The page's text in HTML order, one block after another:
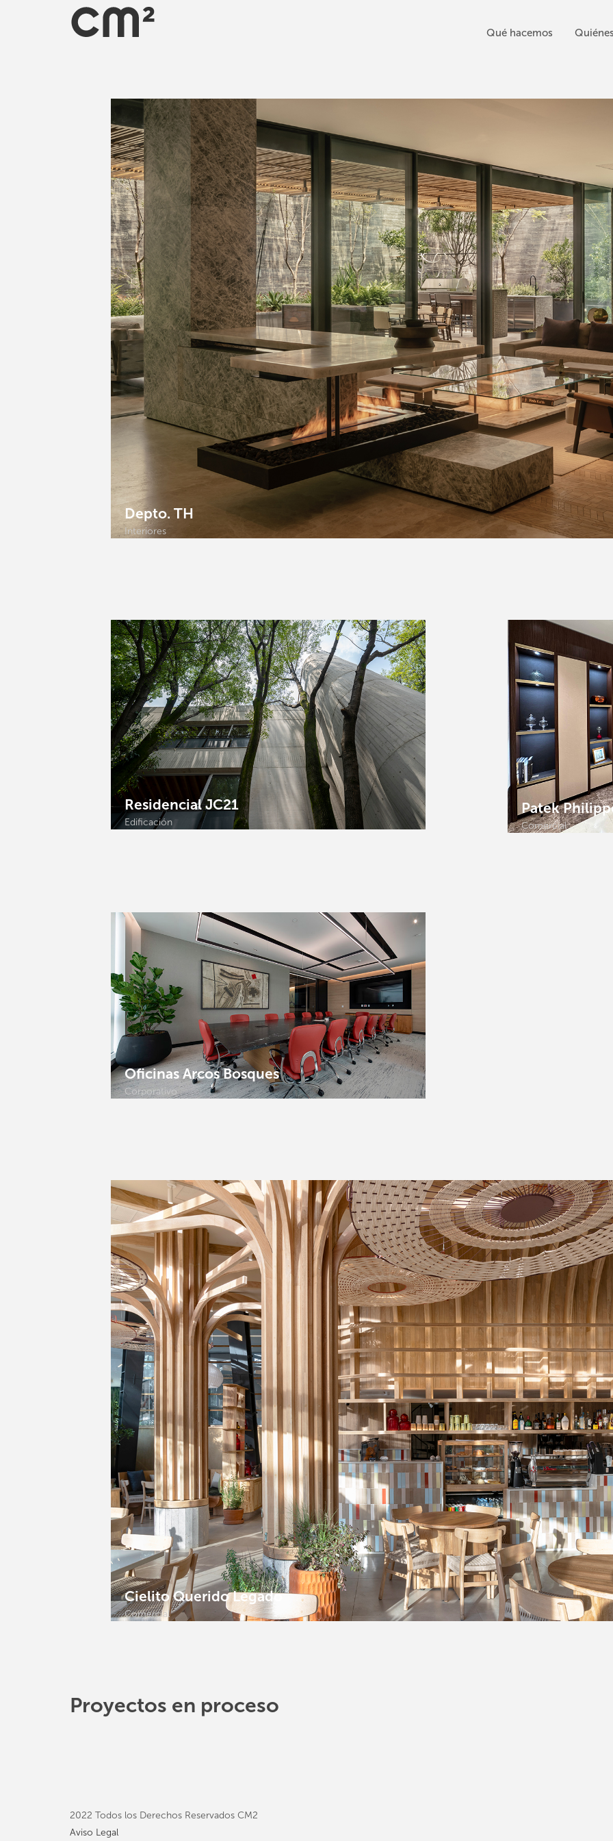
Qué hacemos
Depto. TH
Interiores
Residencial JC21
Edificación
Patek
Comercial
Oficinas Arcos Bosques
Corporativo
Cielito Querido Legado
Comercial
Proyectos en proceso
2022 Todos los Derechos Reservados CM2
Aviso Legal